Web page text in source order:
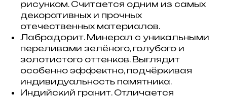
рисунком. Считается одним из самых
декоративных и прочных
отечественных материалов.
Лабрадорит. Минерал с уникальными
переливами зелёного, голубого и
золотистого оттенков. Выглядит
особенно эффектно, подчёркивая
индивидуальность памятника.
Индийский гранит. Отличается